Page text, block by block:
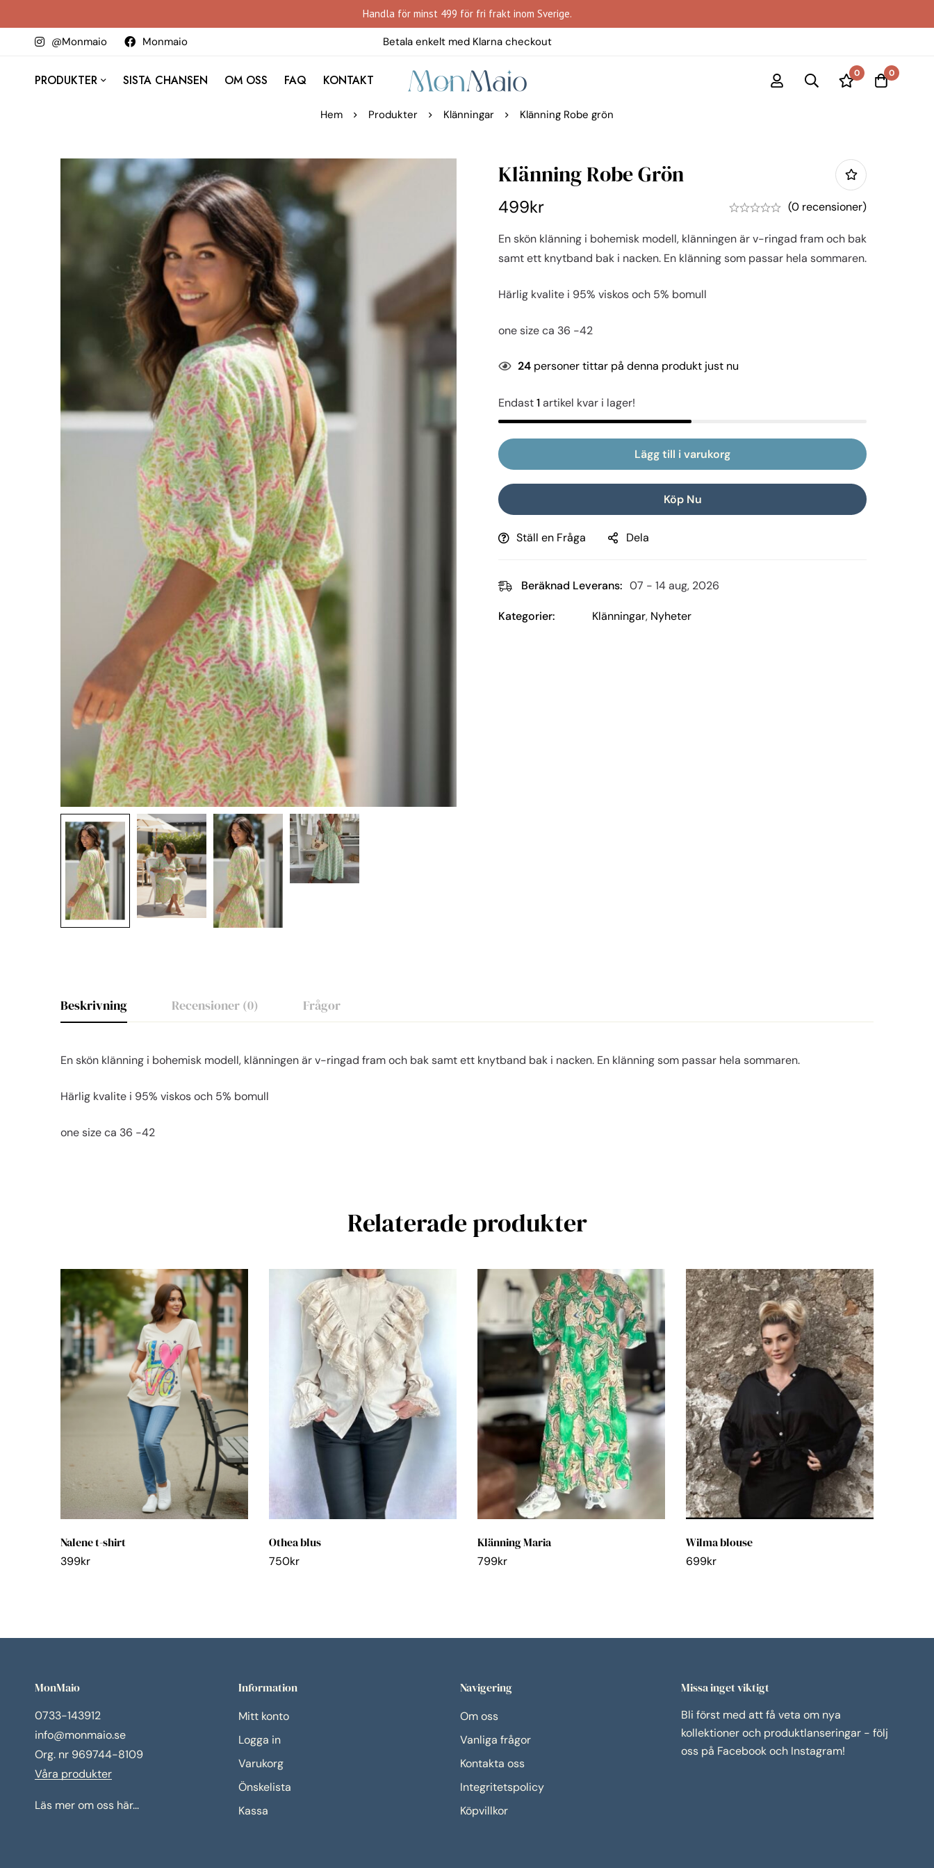
Handla för minst 499 för fri frakt inom Sverige.
@Monmaio Monmaio Betala enkelt med Klarna checkout
PRODUKTER SISTA CHANSEN OM OSS FAQ KONTAKT 0 0
Hem Produkter Klänningar Klänning Robe grön
Klänning Robe Grön
499kr (0 recensioner)
En skön klänning i bohemisk modell, klänningen är v-ringad fram och bak
samt ett knytband bak i nacken. En klänning som passar hela sommaren.
Härlig kvalite i 95% viskos och 5% bomull
one size ca 36 -42
24 personer tittar på denna produkt just nu
Endast1 artikel kvar i lager!
Lägg till i varukorg
Köp Nu
Ställ en Fråga Dela
Beräknad Leverans: 07 - 14 aug, 2026
Kategorier: Klänningar, Nyheter
Beskrivning Recensioner (0) Frågor
En skön klänning i bohemisk modell, klänningen är v-ringad fram och bak samt ett knytband bak i nacken. En klänning som passar hela sommaren.
Härlig kvalite i 95% viskos och 5% bomull
one size ca 36 -42
Relaterade produkter
Nalene t-shirt
399kr
Othea blus
750kr
Klänning Maria
799kr
Wilma blouse
699kr
MonMaio
0733-143912
info@monmaio.se
Org. nr 969744-8109
Våra produkter
Läs mer om oss här...
Information
Mitt konto
Logga in
Varukorg
Önskelista
Kassa
Navigering
Om oss
Vanliga frågor
Kontakta oss
Integritetspolicy
Köpvillkor
Missa inget viktigt
Bli först med att få veta om nya
kollektioner och produktlanseringar - följ
oss på Facebook och Instagram!